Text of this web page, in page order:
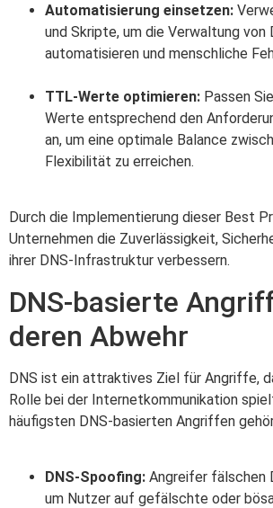
Automatisierung einsetzen:
und Skripte, um die Verwaltung von
automatisieren und menschliche
TTL-Werte optimieren: Passen
Werte entsprechend den
an, um eine optimale Balance
Flexibilität zu erreichen.
Durch die Implementierung dieser Best
Unternehmen die Zuverlässigkeit,
ihrer DNS-Infrastruktur verbessern.
DNS-basierte
deren Abwehr
DNS ist ein attraktives Ziel für Angriffe,
Rolle bei der Internetkommunikation
häufigsten DNS-basierten Angriffen
DNS-Spoofing: Angreifer fälschen
um Nutzer auf gefälschte oder